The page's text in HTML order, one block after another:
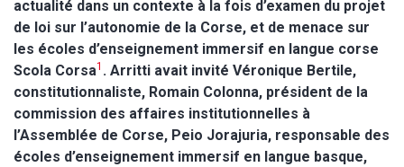
actualité dans un contexte à la fois d’examen du projet
de loi sur l’autonomie de la Corse, et de menace sur
les écoles d’enseignement immersif en langue corse
Scola Corsa1 . Arritti avait invité Véronique Bertile,
constitutionnaliste, Romain Colonna, président de la
commission des affaires institutionnelles à
l’Assemblée de Corse, Peio Jorajuria, responsable des
écoles d’enseignement immersif en langue basque,